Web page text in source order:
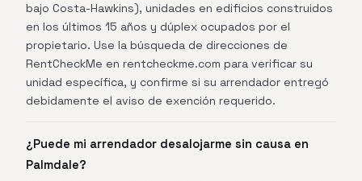
bajo Costa-Hawkins), unidades en edificios construidos
en los últimos 15 años y dúplex ocupados por el
propietario. Use la búsqueda de direcciones de
RentCheckMe en rentcheckme.com para verificar su
unidad específica, y confirme si su arrendador entregó
debidamente el aviso de exención requerido.
¿Puede mi arrendador desalojarme sin causa en
Palmdale?